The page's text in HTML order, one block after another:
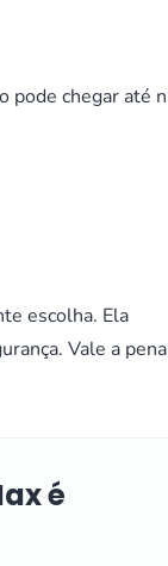
pode chegar até
escolha. Ela
Vale a pena
é